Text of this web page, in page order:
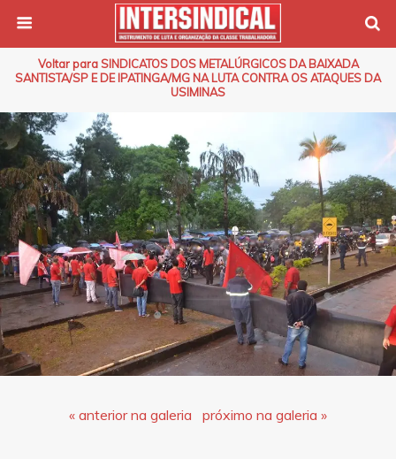
Voltar para SINDICATOS DOS METALÚRGICOS DA BAIXADA
SANTISTA/SP E DE IPATINGA/MG NA LUTA CONTRA OS ATAQUES DA
USIMINAS
« anterior na galeria próximo na galeria »